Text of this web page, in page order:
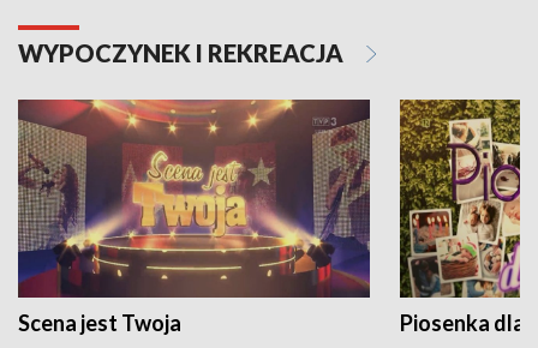
WYPOCZYNEK I REKREACJA
Scena jest Twoja Piosenka dla